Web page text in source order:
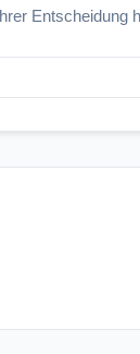
Entscheidung